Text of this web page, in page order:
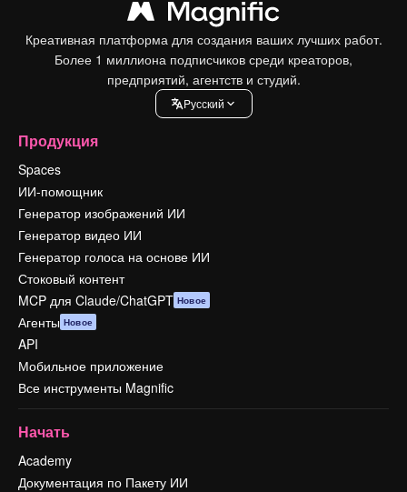
Креативная платформа для создания ваших лучших работ.
Более 1 миллиона подписчиков среди креаторов,
предприятий, агентств и студий.
Pусский
Продукция
Spaces
ИИ-помощник
Генератор изображений ИИ
Генератор видео ИИ
Генератор голоса на основе ИИ
Стоковый контент
MCP для Claude/ChatGPT Новое
Агенты Новое
API
Мобильное приложение
Все инструменты Magnific
Начать
Academy
Документация по Пакету ИИ